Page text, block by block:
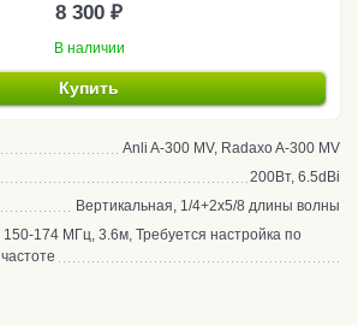
8 300 ₽
В наличии
Купить
Anli A-300 MV, Radaxo A-300 MV
200Вт, 6.5dBi
Вертикальная, 1/4+2x5/8 длины волны
150-174 МГц, 3.6м, Требуется настройка по
частоте